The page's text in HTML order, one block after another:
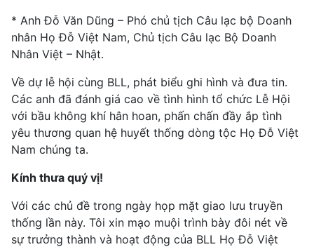
* Anh Đỗ Văn Dũng – Phó chủ tịch Câu lạc bộ Doanh
nhân Họ Đỗ Việt Nam, Chủ tịch Câu lạc Bộ Doanh
Nhân Việt – Nhật.
Về dự lễ hội cùng BLL, phát biểu ghi hình và đưa tin.
Các anh đã đánh giá cao về tình hình tổ chức Lễ Hội
với bầu không khí hân hoan, phấn chấn đầy ắp tình
yêu thương quan hệ huyết thống dòng tộc Họ Đỗ Việt
Nam chúng ta.
Kính thưa quý vị!
Với các chủ đề trong ngày họp mặt giao lưu truyền
thống lần này. Tôi xin mạo muội trình bày đôi nét về
sự trưởng thành và hoạt động của BLL Họ Đỗ Việt